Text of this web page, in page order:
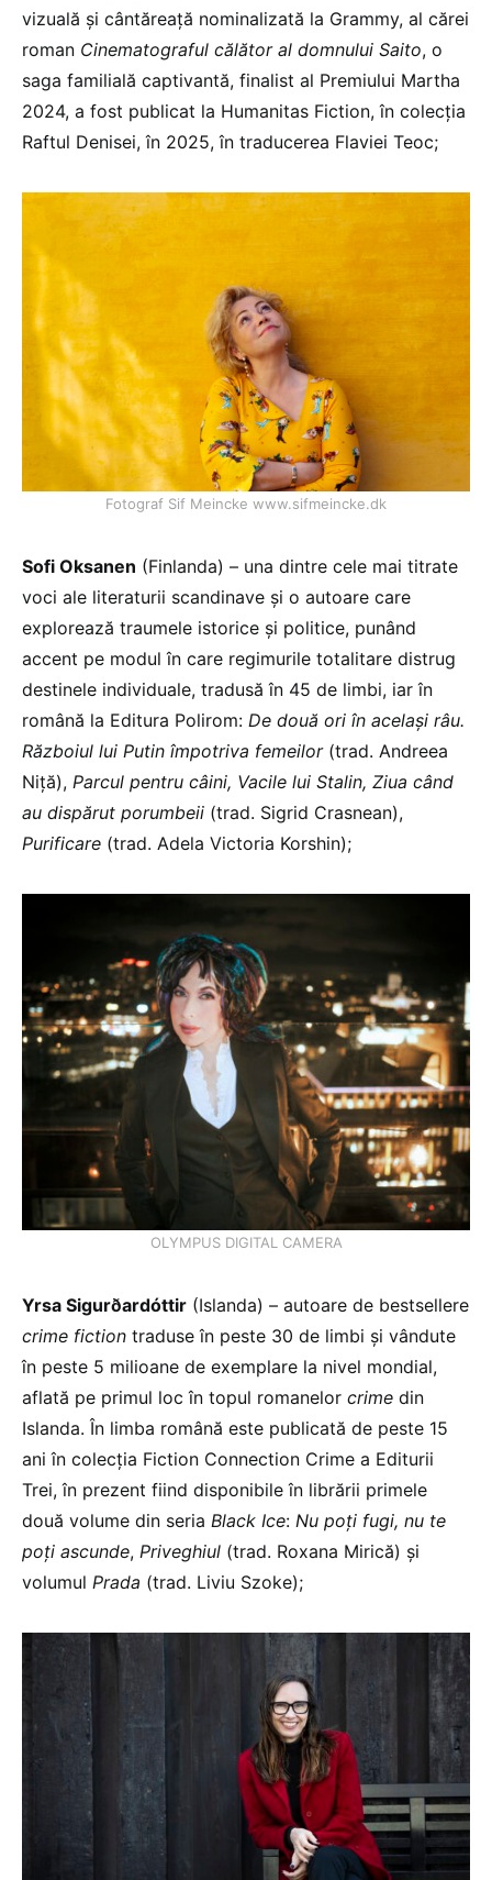
vizuală și cântăreață nominalizată la Grammy, al cărei
roman Cinematograful călător al domnului Saito, o
saga familială captivantă, finalist al Premiului Martha
2024, a fost publicat la Humanitas Fiction, în colecția
Raftul Denisei, în 2025, în traducerea Flaviei Teoc;
Fotograf Sif Meincke www.sifmeincke.dk
Sofi Oksanen (Finlanda) – una dintre cele mai titrate
voci ale literaturii scandinave și o autoare care
explorează traumele istorice și politice, punând
accent pe modul în care regimurile totalitare distrug
destinele individuale, tradusă în 45 de limbi, iar în
română la Editura Polirom: De două ori în același râu.
Războiul lui Putin împotriva femeilor(trad. Andreea
Niță), Parcul pentru câini, Vacile lui Stalin, Ziua când
au dispărut porumbeii (trad. Sigrid Crasnean),
Purificare (trad. Adela Victoria Korshin);
OLYMPUS DIGITAL CAMERA
Yrsa Sigurðardóttir (Islanda) – autoare de bestsellere
crime fiction traduse în peste 30 de limbi și vândute
în peste 5 milioane de exemplare la nivel mondial,
aflată pe primul loc în topul romanelor crime din
Islanda. În limba română este publicată de peste 15
ani în colecția Fiction Connection Crime a Editurii
Trei, în prezent fiind disponibile în librării primele
două volume din seria Black Ice: Nu poți fugi, nu te
poți ascunde, Priveghiul (trad. Roxana Mirică) și
volumul Prada (trad. Liviu Szoke);